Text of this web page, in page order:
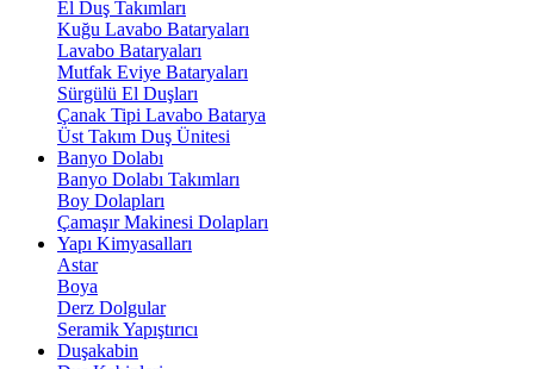
El Duş Takımları
Kuğu Lavabo Bataryaları
Lavabo Bataryaları
Mutfak Eviye Bataryaları
Sürgülü El Duşları
Çanak Tipi Lavabo Batarya
Üst Takım Duş Ünitesi
Banyo Dolabı
Banyo Dolabı Takımları
Boy Dolapları
Çamaşır Makinesi Dolapları
Yapı Kimyasalları
Astar
Boya
Derz Dolgular
Seramik Yapıştırıcı
Duşakabin